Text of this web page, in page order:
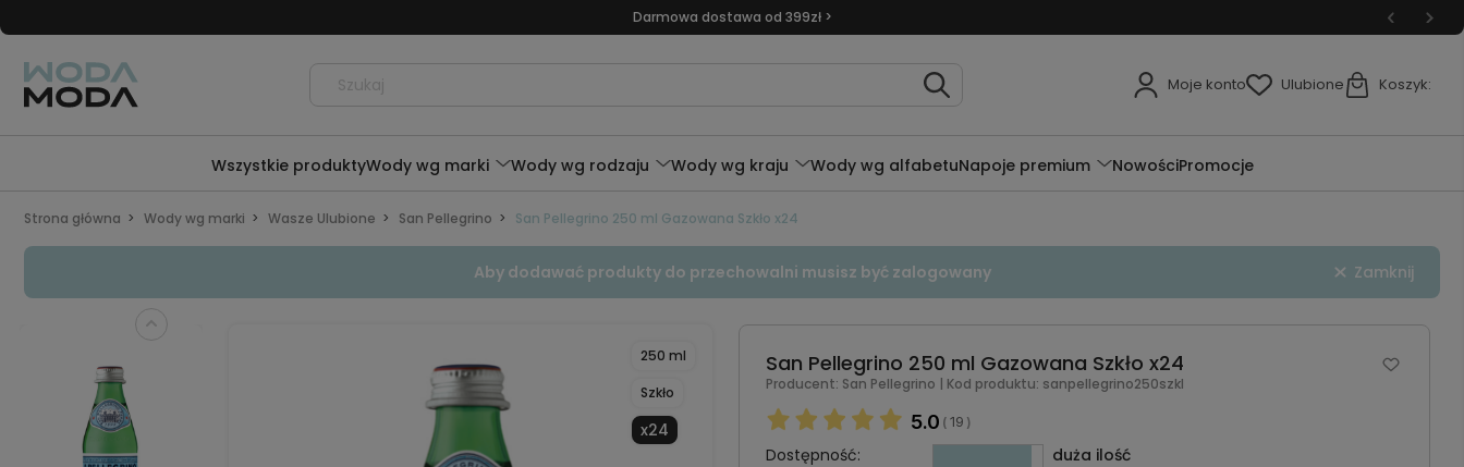
Darmowa dostawa od 399zł >
Moje konto Ulubione Koszyk:
Wszystkie produktyWody wg marki Wody wg rodzaju Wody wg kraju Wody wg alfabetuNapoje premium NowościPromocje
Strona główna Wody wg marki Wasze Ulubione San Pellegrino San Pellegrino 250 ml Gazowana Szkło x24
Zamknij
Aby dodawać produkty do przechowalni musisz być zalogowany
250 ml
Szkło
x24
San Pellegrino 250 ml Gazowana Szkło x24
Producent: San Pellegrino | Kod produktu: sanpellegrino250szkl
5.0 ( 19 )
Dostępność:
duża ilość